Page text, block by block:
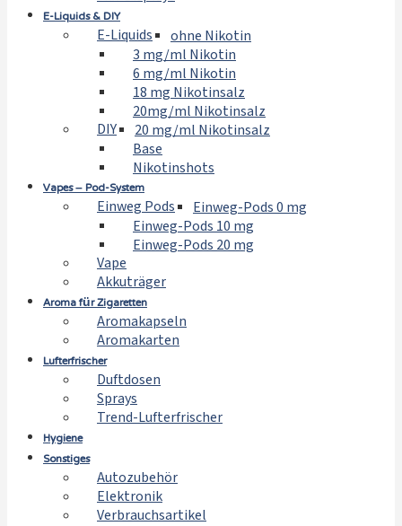
E-Liquids & DIY
E-Liquids
ohne Nikotin
3 mg/ml Nikotin
6 mg/ml Nikotin
18 mg Nikotinsalz
20mg/ml Nikotinsalz
DIY
20 mg/ml Nikotinsalz
Base
Nikotinshots
Vapes – Pod-System
Einweg Pods
Einweg-Pods 0 mg
Einweg-Pods 10 mg
Einweg-Pods 20 mg
Vape
Akkuträger
Aroma für Zigaretten
Aromakapseln
Aromakarten
Lufterfrischer
Duftdosen
Sprays
Trend-Lufterfrischer
Hygiene
Sonstiges
Autozubehör
Elektronik
Verbrauchsartikel